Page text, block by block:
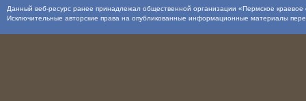
Данный веб-ресурс ранее принадлежал общественной организации «Пермское
Исключительные авторские права на опубликованные информационные материалы